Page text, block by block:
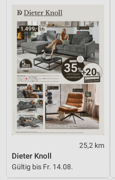
25,2 km
Dieter Knoll
Gültig bis Fr. 14.08.